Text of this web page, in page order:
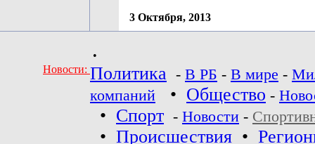
3 Октября, 2013
•
Новости: Политика - В РБ - В мире -
компаний
• Общество -
• Спорт - Новости -
• Происшествия •